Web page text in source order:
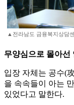
▲전라남도 금융복지상담
무양심으로 몰아선
입장 자체는 공수(
을 속속들이 아는
있었다고 말한다.